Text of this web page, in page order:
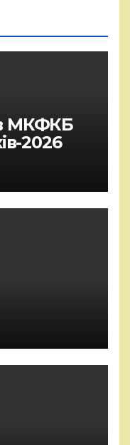
в МКФКБ
2026